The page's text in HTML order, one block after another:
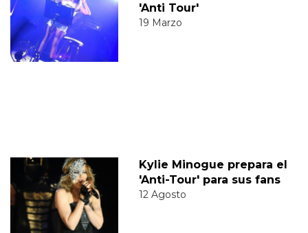
'Anti Tour'
19 Marzo
Kylie Minogue prepara el
'Anti-Tour' para sus fans
12 Agosto